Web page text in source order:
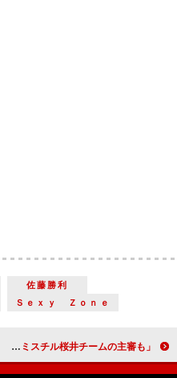
佐藤勝利
Ｓｅｘｙ Ｚｏｎｅ
あるある探検隊・西川、サッカー審判に転身！？ 「ミスチル桜井チームの主審も」